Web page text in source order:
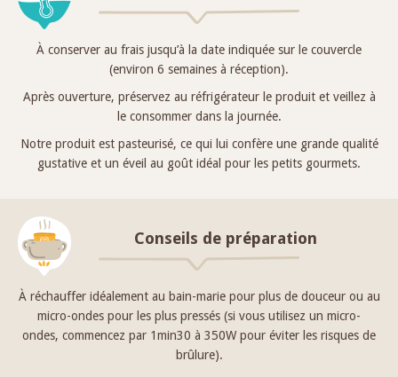
À conserver au frais jusqu’à la date indiquée sur le couvercle
(environ 6 semaines à réception).
Après ouverture, préservez au réfrigérateur le produit et veillez à
le consommer dans la journée.
Notre produit est pasteurisé, ce qui lui confère une grande qualité
gustative et un éveil au goût idéal pour les petits gourmets.
Conseils de préparation
À réchauffer idéalement au bain-marie pour plus de douceur ou au
micro-ondes pour les plus pressés (si vous utilisez un micro-
ondes, commencez par 1min30 à 350W pour éviter les risques de
brûlure).